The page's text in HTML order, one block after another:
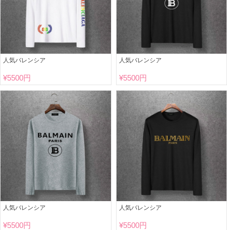
人気バレンシア
¥5500円
人気バレンシア
¥5500円
人気バレンシア
¥5500円
人気バレンシア
¥5500円